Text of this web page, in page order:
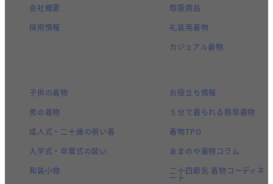
会社概要
採用情報
取扱商品
礼装用着物
カジュアル着物
子供の着物
男の着物
成人式・二十歳の祝い着
入学式・卒業式の装い
和装小物
お役立ち情報
５分で着られる簡単着物
着物TPO
あまのや着物コラム
二十四節気 着物コーディネ
ート